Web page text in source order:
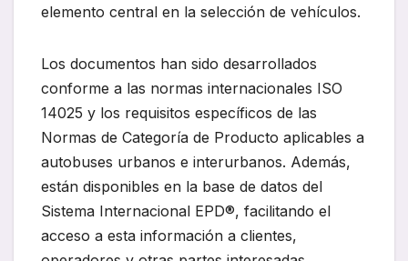
elemento central en la selección de vehículos.
Los documentos han sido desarrollados
conforme a las normas internacionales ISO
14025 y los requisitos específicos de las
Normas de Categoría de Producto aplicables a
autobuses urbanos e interurbanos. Además,
están disponibles en la base de datos del
Sistema Internacional EPD®, facilitando el
acceso a esta información a clientes,